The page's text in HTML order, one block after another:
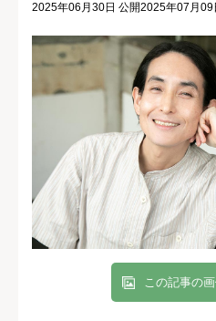
2025年06月30日 公開2025年07月09
この記事の